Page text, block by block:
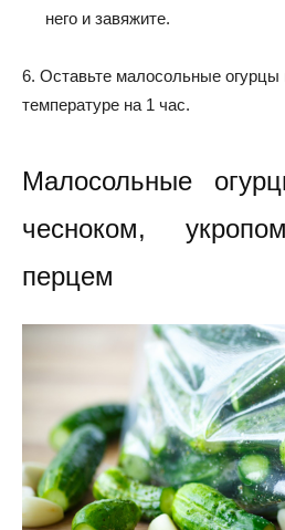
него и завяжите.
6. Оставьте малосольные огурцы
температуре на 1 час.
Малосольные
чесноком,
перцем